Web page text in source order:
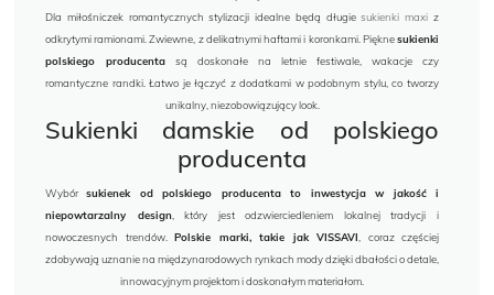
Dla miłośniczek romantycznych stylizacji idealne będą długiesukienki maxi z
odkrytymi ramionami. Zwiewne, z delikatnymi haftami i koronkami. Pięknesukienki
polskiego producenta są doskonałe na letnie festiwale, wakacje czy
romantyczne randki. Łatwo je łączyć z dodatkami w podobnym stylu, co tworzy
unikalny, niezobowiązujący look.
Sukienki damskie od polskiego
producenta
Wybórsukienek od polskiego producenta to inwestycja w jakość i
niepowtarzalny design, który jest odzwierciedleniem lokalnej tradycji i
nowoczesnych trendów. Polskie marki, takie jak VISSAVI , coraz częściej
zdobywają uznanie na międzynarodowych rynkach mody dzięki dbałości o detale,
innowacyjnym projektom i doskonałym materiałom.